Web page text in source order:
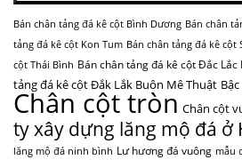
Bán chân tảng đá kê cột Bình Dương Bán chân
tảng đá kê cột Kon Tum Bán chân tảng đá kê cột
cột Thái Bình Bán chân tảng đá kê cột Đắc Lắc
tảng đá kê cột Đắk Lắk Buôn Mê Thuật
Chân cột tròn Chân cột
ty xây dựng lăng mộ đá ở
lăng mộ đá ninh bình Lư hương đá vuông mẫu